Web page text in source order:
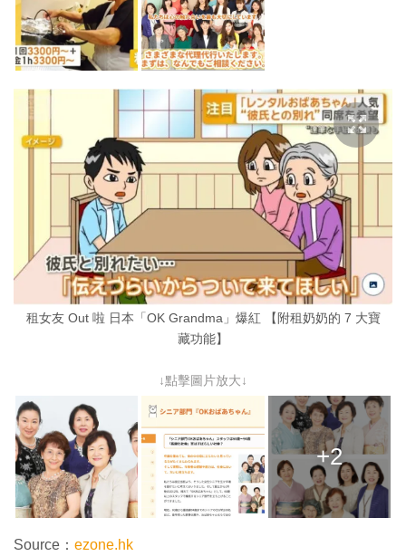
租女友 Out 啦 日本「OK Grandma」爆紅 【附租奶奶的 7 大寶
藏功能】
↓點擊圖片放大↓
+2
Source： ezone.hk